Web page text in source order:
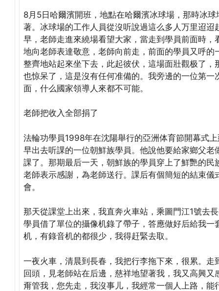
8月5日哈爾濱開班，地點在哈爾濱冰球場，那時冰
著。冰球場的工作人員從沒听說過這么多人万里迢
早，老師走進來繞場看望大家，當走到學員前面時
地向老師表達敬意，老師向前走，前面的學員又呼
整齊地站起來坐下去，此起彼伏，這場面壯觀极了
也惊呆了，這是沒有任何准備的。我旁邊的一位第
面，什么國家領導人來都不可能。
老師把收入全部捐了
法輪功學員1998年在沈陽舉行的亞洲体育節開幕式
早出去听課的一位朝鮮族學員。他說他要給家鄉父
課了。那期最后一天，朝鮮族的學員穿上了鮮艷的
老師表示感謝，為老師送行。課后有個簡短的結束
會。
那天從課堂上出來，我直奔火車站，乘圖門江1號去
學員借了單位的攝像机錄了帶子，答應做好后給我
机，有錄音机的都很少，我得赶緊去取。
一夜火車，清晨到長春，我把行李拖下來，很累。
回頭，見老師站在后邊，慈祥地望著我，我又高興
甭管我，您先走，我沒事儿，我經常一個人上路，